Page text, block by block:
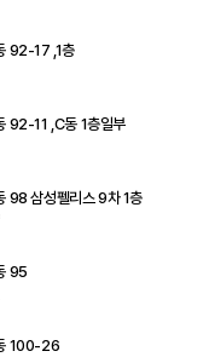
92-17 ,1층
92-11 ,C동 1층일부
98 삼성펠리스 9차 1층
95
100-26